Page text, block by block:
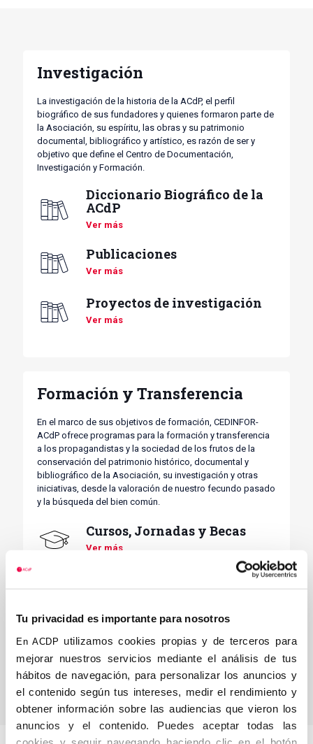
Tu privacidad es importante para nosotros
En ACDP utilizamos cookies propias y de terceros para
mejorar nuestros servicios mediante el análisis de tus
hábitos de navegación, para personalizar los anuncios y
el contenido según tus intereses, medir el rendimiento y
obtener información sobre las audiencias que vieron los
anuncios y el contenido. Puedes aceptar todas las
Investigación
La investigación de la historia de la ACdP, el perfil
biográfico de sus fundadores y quienes formaron parte de
la Asociación, su espíritu, las obras y su patrimonio
documental, bibliográfico y artístico, es razón de ser y
objetivo que define el Centro de Documentación,
Investigación y Formación.
Diccionario Biográfico de la
ACdP
Ver más
Publicaciones
Ver más
Proyectos de investigación
Ver más
Formación y Transferencia
En el marco de sus objetivos de formación, CEDINFOR-
ACdP ofrece programas para la formación y transferencia
a los propagandistas y la sociedad de los frutos de la
conservación del patrimonio histórico, documental y
bibliográfico de la Asociación, su investigación y otras
iniciativas, desde la valoración de nuestro fecundo pasado
y la búsqueda del bien común.
Cursos, Jornadas y Becas
Ver más
Estudios y Asesoramiento
Exposiciones
Ver más